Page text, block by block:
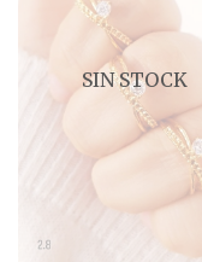
SIN STOCK